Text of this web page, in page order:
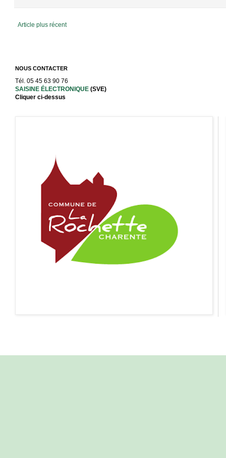
Article plus récent
NOUS CONTACTER
Tél. 05 45 63 90 76
SAISINE ÉLECTRONIQUE (SVE)
Cliquer ci-dessus